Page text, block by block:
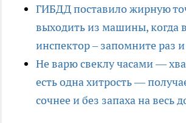
ГИБДД поставило жирную
выходить из машины, когда
инспектор – запомните раз и
Не варю свеклу часами —
есть одна хитрость —
сочнее и без запаха на весь